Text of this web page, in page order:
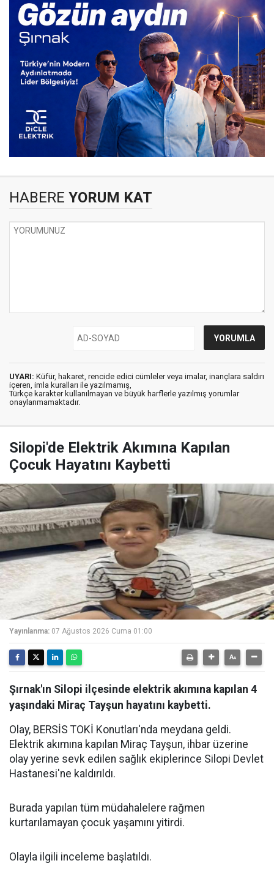
HABERE YORUM KAT
UYARI: Küfür, hakaret, rencide edici cümleler veya imalar, inançlara saldırı
içeren, imla kuralları ile yazılmamış,
Türkçe karakter kullanılmayan ve büyük harflerle yazılmış yorumlar
onaylanmamaktadır.
Silopi'de Elektrik Akımına Kapılan
Çocuk Hayatını Kaybetti
Yayınlanma: 07 Ağustos 2026 Cuma 01:00
Şırnak'ın Silopi ilçesinde elektrik akımına kapılan 4
yaşındaki Miraç Tayşun hayatını kaybetti.
Olay, BERSİS TOKİ Konutları'nda meydana geldi.
Elektrik akımına kapılan Miraç Tayşun, ihbar üzerine
olay yerine sevk edilen sağlık ekiplerince Silopi Devlet
Hastanesi'ne kaldırıldı.
Burada yapılan tüm müdahalelere rağmen
kurtarılamayan çocuk yaşamını yitirdi.
Olayla ilgili inceleme başlatıldı.